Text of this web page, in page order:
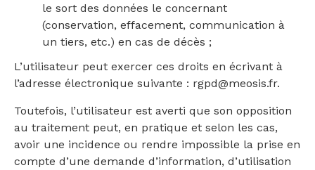
le sort des données le concernant
(conservation, effacement, communication à
un tiers, etc.) en cas de décès ;
L’utilisateur peut exercer ces droits en écrivant à
l’adresse électronique suivante : rgpd@meosis.fr.
Toutefois, l’utilisateur est averti que son opposition
au traitement peut, en pratique et selon les cas,
avoir une incidence ou rendre impossible la prise en
compte d’une demande d’information, d’utilisation